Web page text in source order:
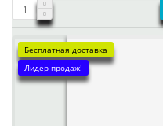
Бесплатная доставка
Лидер продаж!